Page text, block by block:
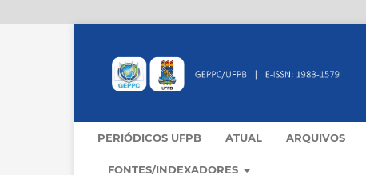
PERIÓDICOS UFPB ATUAL ARQUIVOS
FONTES/INDEXADORES